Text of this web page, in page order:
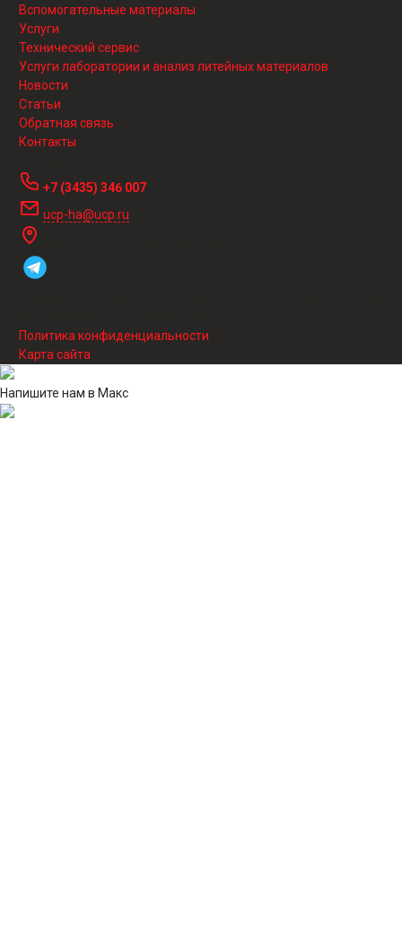
Вспомогательные материалы
Услуги
Технический сервис
Услуги лаборатории и анализ литейных материалов
Новости
Статьи
Обратная связь
Контакты
+7 (3435) 346 007
ucp-ha@ucp.ru
Политика конфиденциальности
Карта сайта
Напишите нам в Макс